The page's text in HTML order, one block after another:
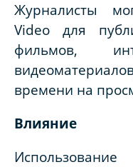
Журналисты
Video для
фильмов,
времени на
Влияние